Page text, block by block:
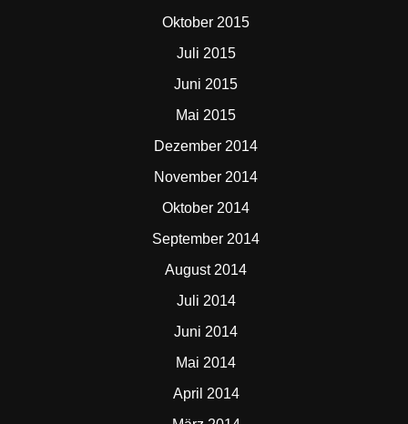
Oktober 2015
Juli 2015
Juni 2015
Mai 2015
Dezember 2014
November 2014
Oktober 2014
September 2014
August 2014
Juli 2014
Juni 2014
Mai 2014
April 2014